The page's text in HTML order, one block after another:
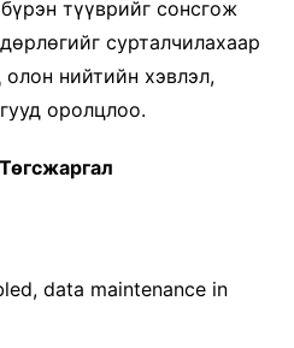
түүврийг сонсгож
сурталчилахаар
нийтийн хэвлэл,
оролцлоо.
data maintenance in